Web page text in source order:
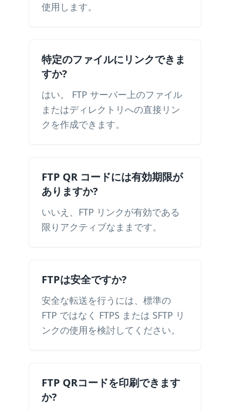
使用します。
特定のファイルにリンクできま
すか?
はい。 FTP サーバー上のファイル
またはディレクトリへの直接リン
クを作成できます。
FTP QR コードには有効期限が
ありますか?
いいえ、FTP リンクが有効である
限りアクティブなままです。
FTPは安全ですか?
安全な転送を行うには、標準の
FTP ではなく FTPS または SFTP リ
ンクの使用を検討してください。
FTP QRコードを印刷できます
か?